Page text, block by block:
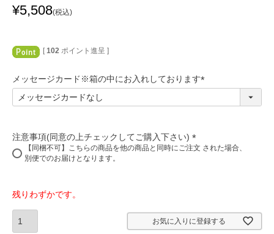
¥5,508 税込
[ 102 ポイント進呈 ]
メッセージカード※箱の中にお入れしております
必
注意事項(同意の上チェックしてご購入下さい)
(
【同梱不可】こちらの商品を他の商品と同時にご注文 された場合、
別便でのお届けとなります。
残りわずかです。
お気に入りに登録する